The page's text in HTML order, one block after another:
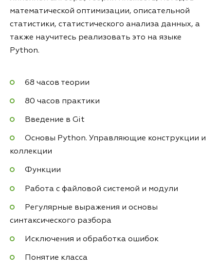
математической оптимизации, описательной
статистики, статистического анализа данных, а
также научитесь реализовать это на языке
Python.
68 часов теории
80 часов практики
Введение в Git
Основы Python. Управляющие конструкции и
коллекции
Функции
Работа с файловой системой и модули
Регулярные выражения и основы
синтаксического разбора
Исключения и обработка ошибок
Понятие класса